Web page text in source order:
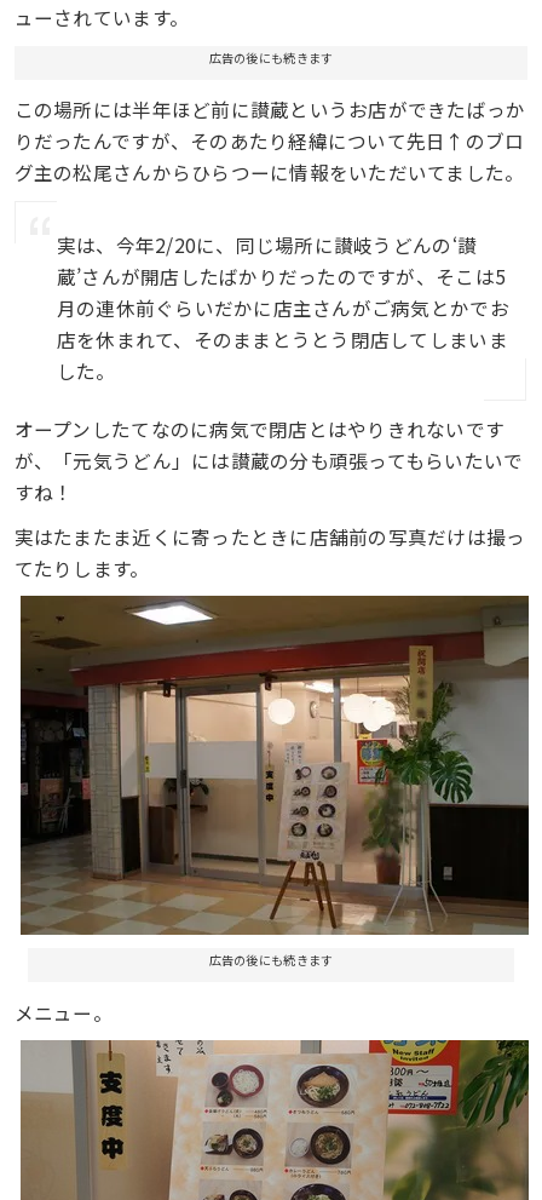
ューされています。
広告の後にも続きます
この場所には半年ほど前に讃蔵というお店ができたばっか
りだったんですが、そのあたり経緯について先日↑のブロ
グ主の松尾さんからひらつーに情報をいただいてました。
実は、今年2/20に、同じ場所に讃岐うどんの‘讃
蔵’さんが開店したばかりだったのですが、そこは5
月の連休前ぐらいだかに店主さんがご病気とかでお
店を休まれて、そのままとうとう閉店してしまいま
した。
オープンしたてなのに病気で閉店とはやりきれないです
が、「元気うどん」には讃蔵の分も頑張ってもらいたいで
すね！
実はたまたま近くに寄ったときに店舗前の写真だけは撮っ
てたりします。
広告の後にも続きます
メニュー。